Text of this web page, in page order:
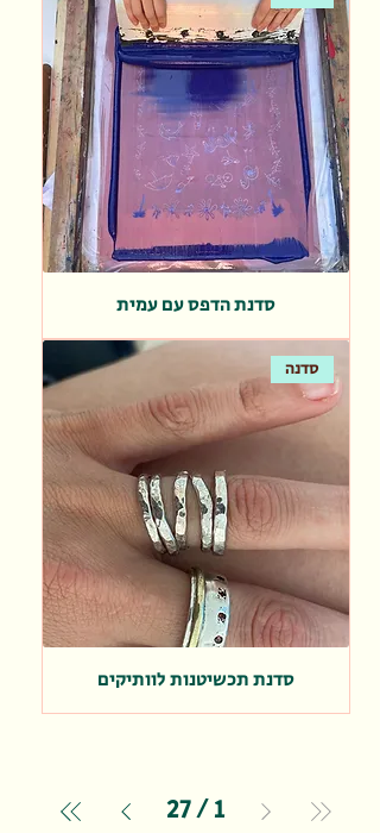
סדנת הדפס עם עמית
סדנה
סדנת תכשיטנות לוותיקים
1
/
27